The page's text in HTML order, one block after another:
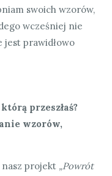
swoich wzorów,
wcześniej nie
jest prawidłowo
przeszłaś?
wzorów,
nasz projekt „Powrót